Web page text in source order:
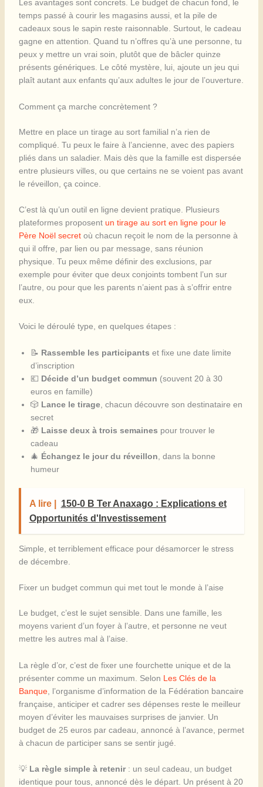
Les avantages sont concrets. Le budget de chacun fond, le
temps passé à courir les magasins aussi, et la pile de
cadeaux sous le sapin reste raisonnable. Surtout, le cadeau
gagne en attention. Quand tu n’offres qu’à une personne, tu
peux y mettre un vrai soin, plutôt que de bâcler quinze
présents génériques. Le côté mystère, lui, ajoute un jeu qui
plaît autant aux enfants qu’aux adultes le jour de l’ouverture.
Comment ça marche concrètement ?
Mettre en place un tirage au sort familial n’a rien de
compliqué. Tu peux le faire à l’ancienne, avec des papiers
pliés dans un saladier. Mais dès que la famille est dispersée
entre plusieurs villes, ou que certains ne se voient pas avant
le réveillon, ça coince.
C’est là qu’un outil en ligne devient pratique. Plusieurs
plateformes proposent un tirage au sort en ligne pour le
Père Noël secretoù chacun reçoit le nom de la personne à
qui il offre, par lien ou par message, sans réunion
physique. Tu peux même définir des exclusions, par
exemple pour éviter que deux conjoints tombent l’un sur
l’autre, ou pour que les parents n’aient pas à s’offrir entre
eux.
Voici le déroulé type, en quelques étapes :
📝 Rassemble les participants et fixe une date limite
d’inscription
💶 Décide d’un budget commun (souvent 20 à 30
euros en famille)
🎲 Lance le tirage, chacun découvre son destinataire en
secret
🎁 Laisse deux à trois semaines pour trouver le
cadeau
🎄 Échangez le jour du réveillon , dans la bonne
humeur
A lire |
150-0 B Ter Anaxago : Explications et
Opportunités d'Investissement
Simple, et terriblement efficace pour désamorcer le stress
de décembre.
Fixer un budget commun qui met tout le monde à l’aise
Le budget, c’est le sujet sensible. Dans une famille, les
moyens varient d’un foyer à l’autre, et personne ne veut
mettre les autres mal à l’aise.
La règle d’or, c’est de fixer une fourchette unique et de la
présenter comme un maximum. Selon Les Clés de la
Banque, l’organisme d’information de la Fédération bancaire
française, anticiper et cadrer ses dépenses reste le meilleur
moyen d’éviter les mauvaises surprises de janvier. Un
budget de 25 euros par cadeau, annoncé à l’avance, permet
à chacun de participer sans se sentir jugé.
💡 La règle simple à retenir: un seul cadeau, un budget
identique pour tous, annoncé dès le départ. Un présent à 20